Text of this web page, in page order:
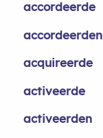
accordeerde
accordeerden
acquireerde
activeerde
activeerden